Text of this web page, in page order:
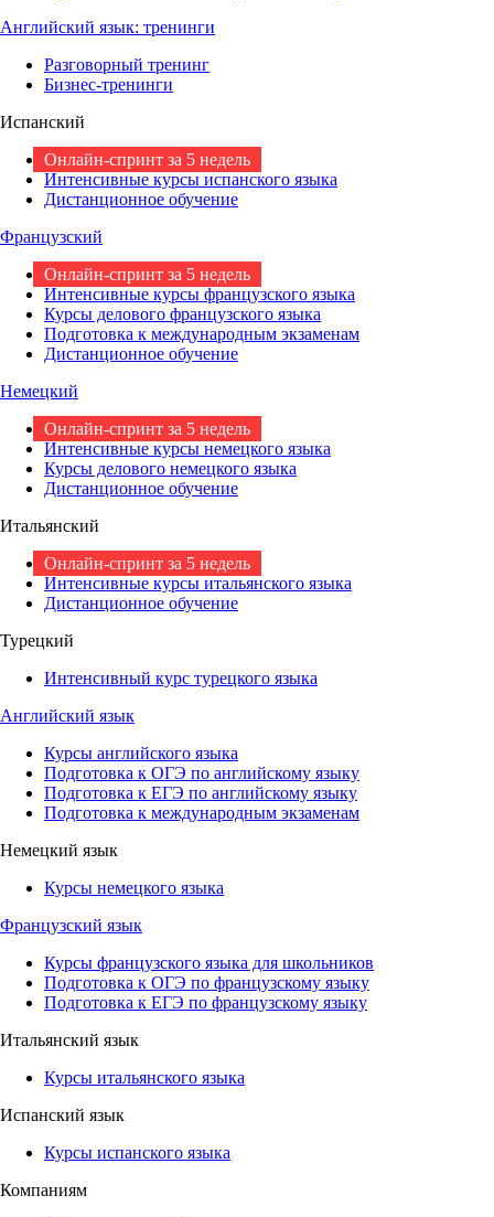
Английский язык: тренинги
Разговорный тренинг
Бизнес-тренинги
Испанский
Онлайн-спринт за 5 недель
Интенсивные курсы испанского языка
Дистанционное обучение
Французский
Онлайн-спринт за 5 недель
Интенсивные курсы французского языка
Курсы делового французского языка
Подготовка к международным экзаменам
Дистанционное обучение
Немецкий
Онлайн-спринт за 5 недель
Интенсивные курсы немецкого языка
Курсы делового немецкого языка
Дистанционное обучение
Итальянский
Онлайн-спринт за 5 недель
Интенсивные курсы итальянского языка
Дистанционное обучение
Турецкий
Интенсивный курс турецкого языка
Английский язык
Курсы английского языка
Подготовка к ОГЭ по английскому языку
Подготовка к ЕГЭ по английскому языку
Подготовка к международным экзаменам
Немецкий язык
Курсы немецкого языка
Французский язык
Курсы французского языка для школьников
Подготовка к ОГЭ по французскому языку
Подготовка к ЕГЭ по французскому языку
Итальянский язык
Курсы итальянского языка
Испанский язык
Курсы испанского языка
Компаниям